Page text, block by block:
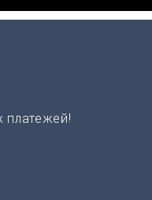
платежей!